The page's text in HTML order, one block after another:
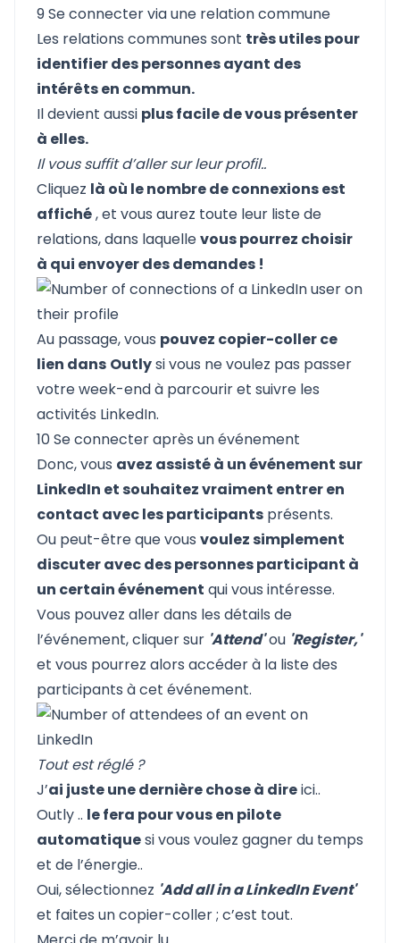
9 Se connecter via une relation commune
Les relations communes sont très utiles pour
identifier des personnes ayant des
intérêts en commun.
Il devient aussi plus facile de vous présenter
à elles.
Il vous suffit d’aller sur leur profil..
Cliquez là où le nombre de connexions est
affiché, et vous aurez toute leur liste de
relations, dans laquellevous pourrez choisir
à qui envoyer des demandes !
Au passage, vous pouvez copier-coller ce
lien dans Outlysi vous ne voulez pas passer
votre week-end à parcourir et suivre les
activités LinkedIn.
10 Se connecter après un événement
Donc, vous avez assisté à un événement sur
LinkedIn et souhaitez vraiment entrer en
contact avec les participants présents.
Ou peut-être que vous voulez simplement
discuter avec des personnes participant à
un certain événement qui vous intéresse.
Vous pouvez aller dans les détails de
l’événement, cliquer sur 'Attend'ou 'Register,'
et vous pourrez alors accéder à la liste des
participants à cet événement.
Tout est réglé ?
J’ai juste une dernière chose à direici..
Outly.. le fera pour vous en pilote
automatiquesi vous voulez gagner du temps
et de l’énergie..
Oui, sélectionnez 'Add all in a LinkedIn Event'
et faites un copier-coller ; c’est tout.